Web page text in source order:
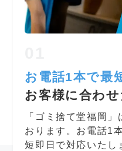
お電話1本で最
お客様に合わ
「ゴミ捨て堂福岡
おります。お電話1
短即日で対応いたし